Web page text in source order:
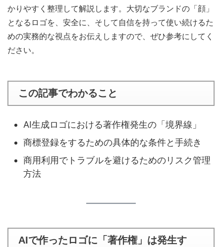
かりやすく整理して解説します。大切なブランドの「顔」
となるロゴを、安全に、そして自信を持って使い続けるた
めの実務的な視点をお伝えしますので、ぜひ参考にしてく
ださい。
この記事でわかること
AI生成ロゴにおける著作権発生の「境界線」
商標登録をするための具体的な条件と手続き
商用利用でトラブルを避けるためのリスク管理
方法
AIで作ったロゴに「著作権」は発生す